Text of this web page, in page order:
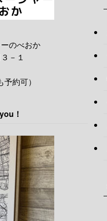
のべおか
－１
約可）
！